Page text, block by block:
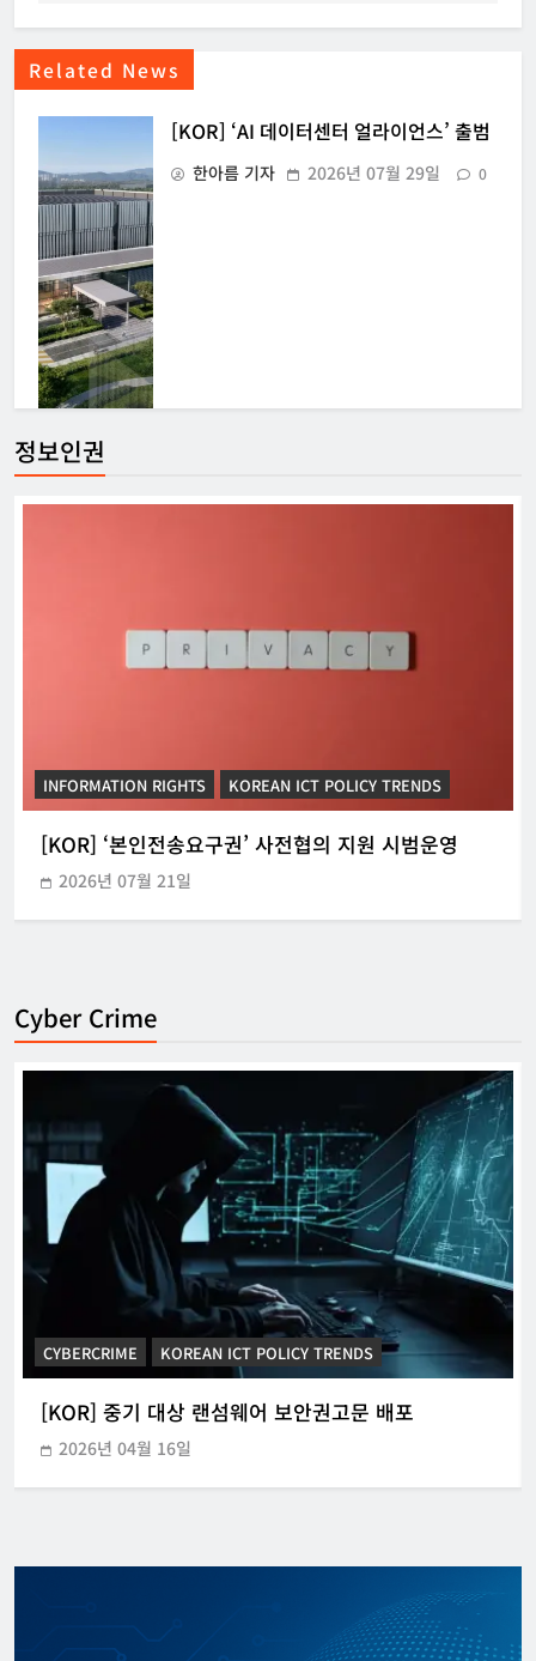
Related News
[KOR] ‘AI 데이터센터 얼라이언스’ 출범
한아름 기자 2026년 07월 29일 0
러 이상 지원
[OECD] 노동 시장에서 AI 관련 최근 정
책 동향
[KOR] 이 대통령, 샌프란시스코 AI 선언
0
정보인권
INFORMATION RIGHTS KOREAN ICT POLICY TRENDS
[KOR] ‘본인전송요구권’ 사전협의 지원 시범운영
2026년 07월 21일
Cyber Crime
CYBERCRIME KOREAN ICT POLICY TRENDS
[KOR] 중기 대상 랜섬웨어 보안권고문 배포
2026년 04월 16일